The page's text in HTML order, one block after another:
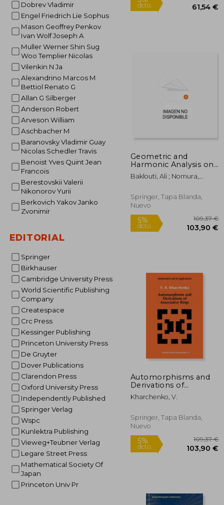
Dobrev Vladimir
Engel Friedrich Lie Sophus
Mason Geoffrey Penkov
Ivan Wolf Joseph A
Muller Werner Shin Sug
Woo Templier Nicolas
Vilenkin N Ja
Alexandrino Marcos M
Bettiol Renato G
Allan G Silberger
Anderson Robert
Arveson William
Aschbacher M
Baranovsky Vladimir Guay
Nicolas Schedler Travis
Benoist Yves Quint Jean
Francois
Berestovskii Valerii
Nikonorov Yurii
Berkovich Yakov Janko
Zvonimir
EDITORIAL
Springer
Birkhauser
Cambridge University Press
World Scientific Publishing
Company
Createspace
Crc Press
Kessinger Publishing
Princeton University Press
De Gruyter
Dover Publications
Clarendon Press
Oxford University Press
Independently Published
Springer Verlag
Wspc
Kunlektra Publishing
Vieweg+Teubner Verlag
Legare Street Press
Mathematical Society Of
Japan
Princeton Univ Pr
Geometric and
Harmonic Analysis on
Homogeneous
Spaces: Tjc 2017,
December 17-21 (en
Inglés)
Baklouti, Ali ; Nomura,
Springer, Tapa Blanda,
Nuevo
5%
dcto.
Automorphisms and
Derivations of
Associative Rings (en
Inglés)
Kharchenko, V.
Springer, Tapa Blanda,
Nuevo